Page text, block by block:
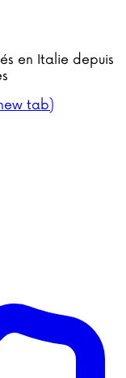
en Italie depuis
tab)